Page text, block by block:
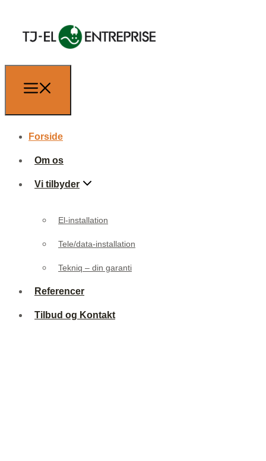
Forside
Om os
Vi tilbyder
El-installation
Tele/data-installation
Tekniq – din garanti
Referencer
Tilbud og Kontakt